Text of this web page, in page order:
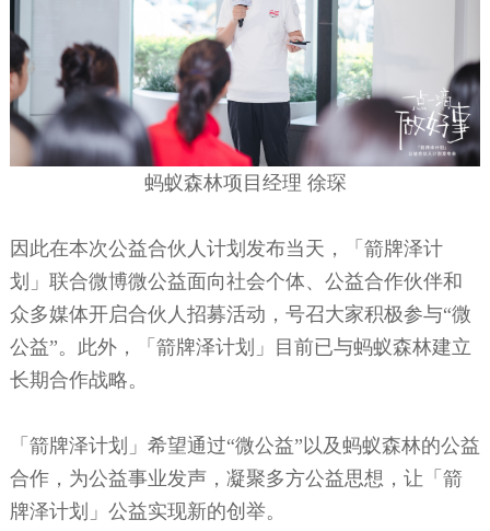
蚂蚁森林项目经理 徐琛
因此在本次公益合伙人计划发布当天，「箭牌泽计
划」联合微博微公益面向社会个体、公益合作伙伴和
众多媒体开启合伙人招募活动，号召大家积极参与“微
公益”。此外，「箭牌泽计划」目前已与蚂蚁森林建立
长期合作战略。
「箭牌泽计划」希望通过“微公益”以及蚂蚁森林的公益
合作，为公益事业发声，凝聚多方公益思想，让「箭
牌泽计划」公益实现新的创举。